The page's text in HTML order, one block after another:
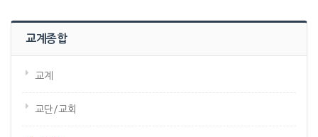
교계종합
교계
교단/교회